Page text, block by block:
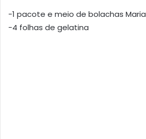
-1 pacote e meio de bolachas Maria
-4 folhas de gelatina